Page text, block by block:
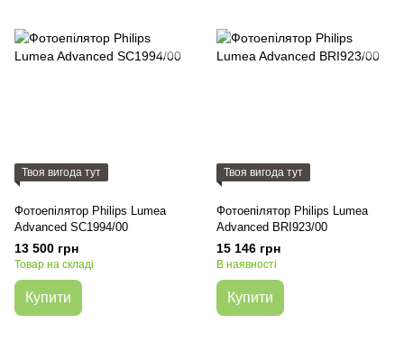
Твоя вигода тут
Фотоепілятор Philips Lumea
Advanced SC1994/00
13 500 грн
Товар на складі
Купити
Твоя вигода тут
Фотоепілятор Philips Lumea
Advanced BRI923/00
15 146 грн
В наявності
Купити